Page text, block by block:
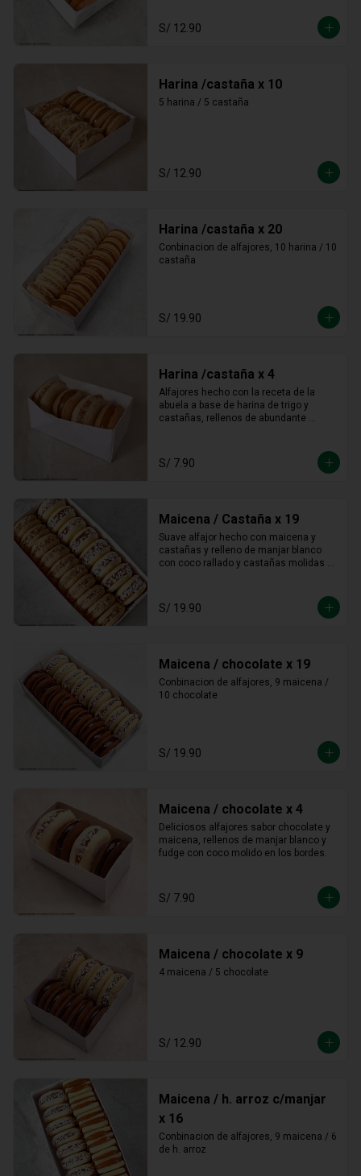
S/ 12.90
Harina /castaña x 10
5 harina / 5 castaña
S/ 12.90
Harina /castaña x 20
Conbinacion de alfajores, 10 harina / 10
castaña
S/ 19.90
Harina /castaña x 4
Alfajores hecho con la receta de la
abuela a base de harina de trigo y
castañas, rellenos de abundante
S/ 7.90
Maicena / Castaña x 19
Suave alfajor hecho con maicena y
castañas y relleno de manjar blanco
con coco rallado y castañas molidas
S/ 19.90
Maicena / chocolate x 19
Conbinacion de alfajores, 9 maicena /
10 chocolate
S/ 19.90
Maicena / chocolate x 4
Deliciosos alfajores sabor chocolate y
maicena, rellenos de manjar blanco y
fudge con coco molido en los bordes.
S/ 7.90
Maicena / chocolate x 9
4 maicena / 5 chocolate
S/ 12.90
Maicena / h. arroz c/manjar
x 16
Conbinacion de alfajores, 9 maicena / 6
de h. arroz